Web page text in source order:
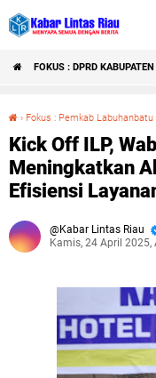
FOKUS : DPRD
› Fokus : Pemkab Labuhanbatu
Kick Off ILP,
Meningkatkan
Efisiensi
Kabar Lintas Riau
Kamis, 24 April 2025,